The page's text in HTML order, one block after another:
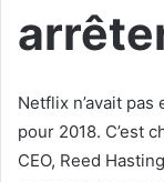
Netflix n’avait
pour 2018. C’est
CEO, Reed